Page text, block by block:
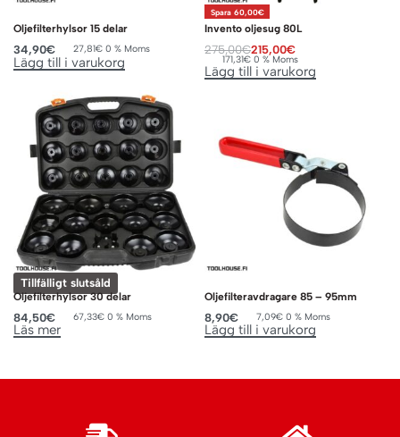
Oljefilterhylsor 15 delar
34,90€ 27,81€ 0 % Moms
Lägg till i varukorg
Spara 60,00€
Invento oljesug 80L
275,00€215,00€
171,31€ 0 % Moms
Lägg till i varukorg
Tillfälligt slutsåld
Oljefilterhylsor 30 delar
84,50€ 67,33€ 0 % Moms
Läs mer
Oljefilteravdragare 85 – 95mm
8,90€ 7,09€ 0 % Moms
Lägg till i varukorg